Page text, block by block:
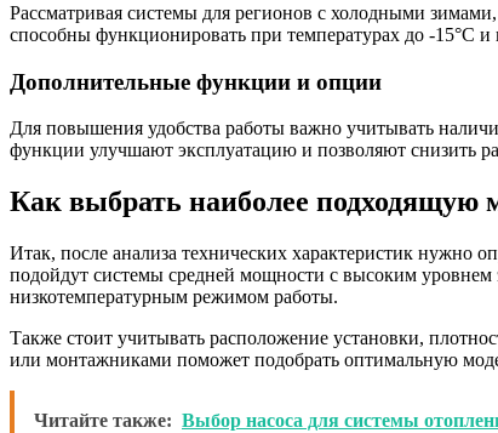
Рассматривая системы для регионов с холодными
способны функционировать при температурах до -15°C
Дополнительные функции и опции
Для повышения удобства работы важно учитывать
функции улучшают эксплуатацию и позволяют снизить
Как выбрать наиболее подходящую
Итак, после анализа технических характеристик нужно
подойдут системы средней мощности с высоким
низкотемпературным режимом работы.
Также стоит учитывать расположение установки,
или монтажниками поможет подобрать оптимальную
Читайте также: Выбор насоса для системы